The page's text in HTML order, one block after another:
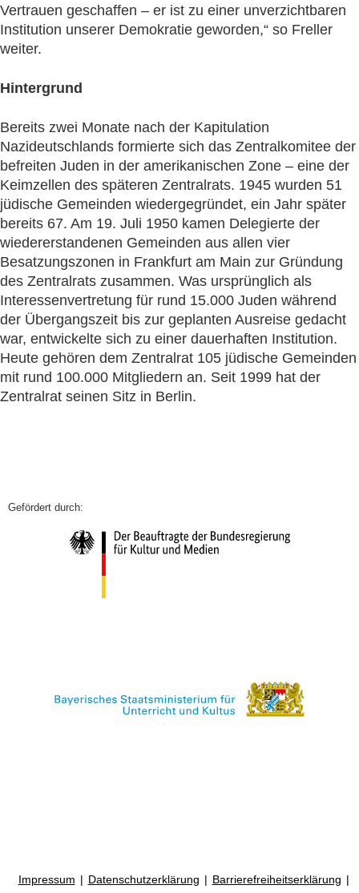
Vertrauen geschaffen – er ist zu einer unverzichtbaren
Institution unserer Demokratie geworden,“ so Freller
weiter.
Hintergrund
Bereits zwei Monate nach der Kapitulation
Nazideutschlands formierte sich das Zentralkomitee der
befreiten Juden in der amerikanischen Zone – eine der
Keimzellen des späteren Zentralrats. 1945 wurden 51
jüdische Gemeinden wiedergegründet, ein Jahr später
bereits 67. Am 19. Juli 1950 kamen Delegierte der
wiedererstandenen Gemeinden aus allen vier
Besatzungszonen in Frankfurt am Main zur Gründung
des Zentralrats zusammen. Was ursprünglich als
Interessenvertretung für rund 15.000 Juden während
der Übergangszeit bis zur geplanten Ausreise gedacht
war, entwickelte sich zu einer dauerhaften Institution.
Heute gehören dem Zentralrat 105 jüdische Gemeinden
mit rund 100.000 Mitgliedern an. Seit 1999 hat der
Zentralrat seinen Sitz in Berlin.
Impressum Datenschutzerklärung Barrierefreiheitserklärung